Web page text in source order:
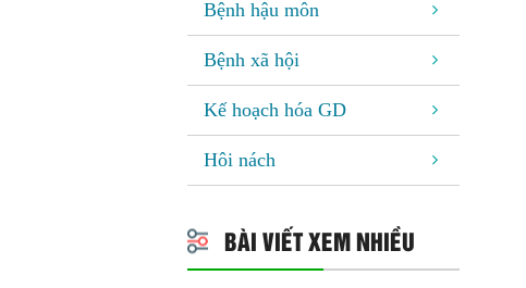
Bệnh hậu môn
Bệnh xã hội
Kế hoạch hóa GD
Hôi nách
BÀI VIẾT XEM NHIỀU